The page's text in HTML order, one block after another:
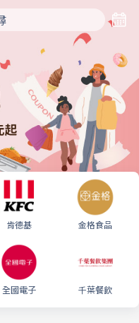
肯德基 金格食品
全國電子 千葉餐飲